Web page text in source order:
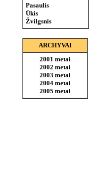
Pasaulis
Ūkis
Žvilgsnis
ARCHYVAI
2001 metai
2002 metai
2003 metai
2004 metai
2005 metai